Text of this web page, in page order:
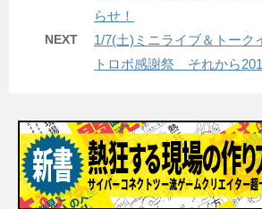
らせ！
NEXT
1/7(土)ミニライブ＆トーク
トロボ感謝祭 それから